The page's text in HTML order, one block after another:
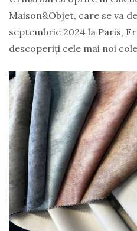
Maison&Objet, care se va
septembrie 2024 la Paris,
descoperiți cele mai noi